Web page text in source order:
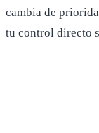
cambia de
tu control directo